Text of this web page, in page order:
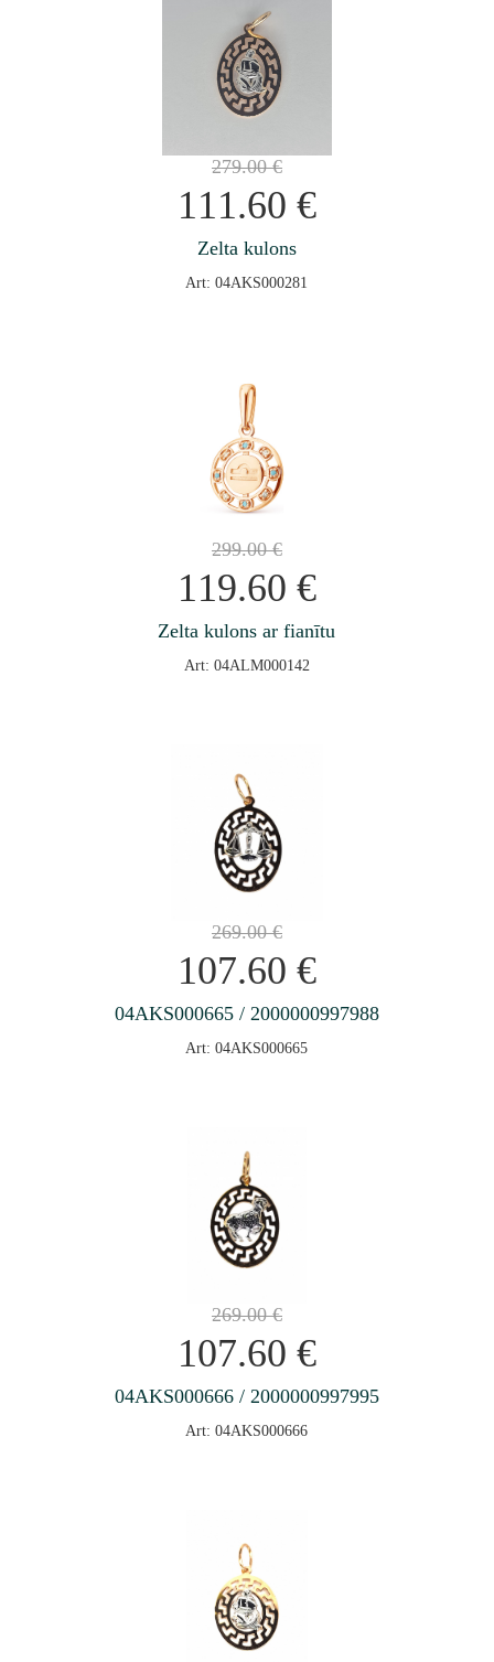
279.00€
111.60 €
Zelta kulons
Art: 04AKS000281
299.00€
119.60 €
Zelta kulons ar fianītu
Art: 04ALM000142
269.00€
107.60 €
04AKS000665 / 2000000997988
Art: 04AKS000665
269.00€
107.60 €
04AKS000666 / 2000000997995
Art: 04AKS000666